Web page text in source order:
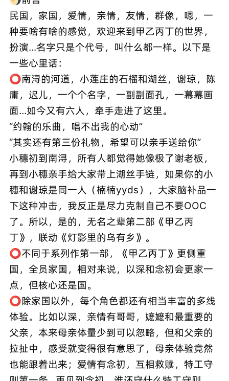
民国，家国，爱情，亲情，友情，群像，嗯，一
种要啥有啥的感觉，欢迎来到甲乙丙丁的世界，
扮演...名字只是个代号，叫什么都一样。以下是
一些心里话：
⭕️南浔的河道，小莲庄的石榴和湖丝，谢琼，陈
庸，迟儿，一个个名字，一副副面孔，一幕幕画
面...如今又有六人，牵手走进了这里。
“约翰的乐曲，唱不出我的心动”
“其实还有第三份礼物，希望可以亲手送给你”
小穗初到南浔，所有人都觉得她像极了谢老板，
再到小穗亲手给大家带上湖丝手链，如果你的小
穗和谢琼是同一人（楠楠yyds），大家脑补品一
下这种冲击，我反正是尽力克制自己不要OOC
了。所以，是的，无名之辈第二部《甲乙丙
丁》，联动《灯影里的乌有乡》。
⭕️不同于系列作第一部，《甲乙丙丁》更侧重
国，全员家国，相对来说，以深和念初会更家一
点，但核心还是国。
⭕️除家国以外，每个角色都还有相当丰富的多线
体验。比如以深，亲情有哥哥，嬷嬷和最重要的
父亲，本来母亲体量少到可以忽略，但和父亲的
拉扯中，感受就变得很有意思了，母亲体验竟然
也能跟着出来；爱情有念初，互相救赎，特工守